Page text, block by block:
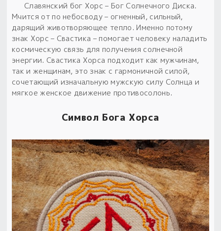
Славянский бог Хорс – Бог Солнечного Диска.
Мчится от по небосводу – огненный, сильный,
дарящий животворяющее тепло. Именно потому
знак Хорс – Свастика – помогает человеку наладить
космическую связь для получения солнечной
энергии. Свастика Хорса подходит как мужчинам,
так и женщинам, это знак с гармоничной силой,
сочетающий изначальную мужскую силу Солнца и
мягкое женское движение противосолонь.
Символ Бога Хорса